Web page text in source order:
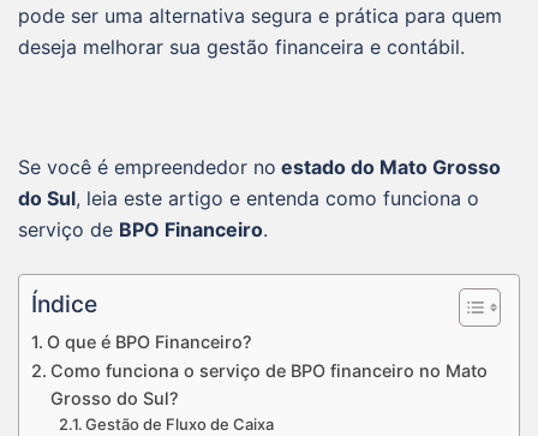
pode ser uma alternativa segura e prática para quem
deseja melhorar sua gestão financeira e contábil.
Se você é empreendedor no estado do Mato Grosso
do Sul, leia este artigo e entenda como funciona o
serviço de BPO Financeiro.
Índice
O que é BPO Financeiro?
Como funciona o serviço de BPO financeiro no Mato
Grosso do Sul?
Gestão de Fluxo de Caixa